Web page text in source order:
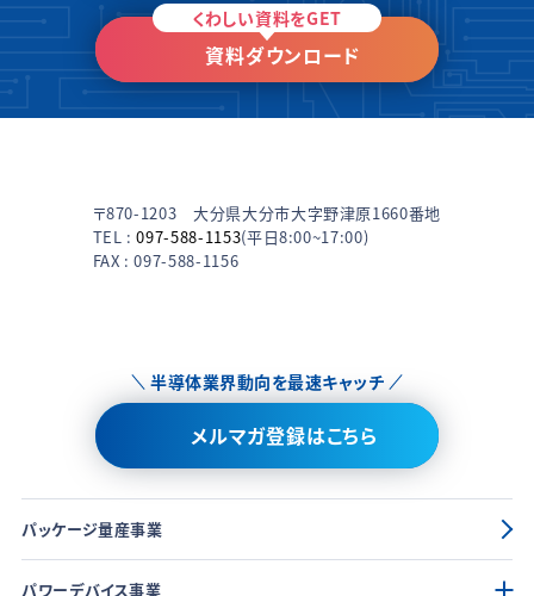
くわしい資料をGET
資料ダウンロード
〒870-1203 大分県大分市大字野津原1660番地
TEL :097-588-1153(平日8:00~17:00)
FAX : 097-588-1156
半導体業界動向を最速キャッチ
メルマガ登録はこちら
パッケージ量産事業
パワーデバイス事業